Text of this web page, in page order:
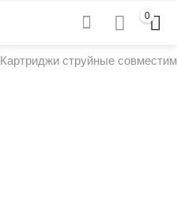
0
Картриджи струйные